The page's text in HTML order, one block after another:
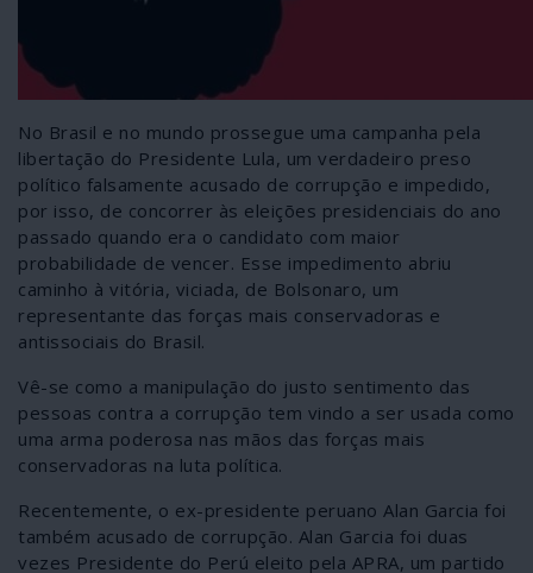
No Brasil e no mundo prossegue uma campanha pela
libertação do Presidente Lula, um verdadeiro preso
político falsamente acusado de corrupção e impedido,
por isso, de concorrer às eleições presidenciais do ano
passado quando era o candidato com maior
probabilidade de vencer. Esse impedimento abriu
caminho à vitória, viciada, de Bolsonaro, um
representante das forças mais conservadoras e
antissociais do Brasil.
Vê-se como a manipulação do justo sentimento das
pessoas contra a corrupção tem vindo a ser usada como
uma arma poderosa nas mãos das forças mais
conservadoras na luta política.
Recentemente, o ex-presidente peruano Alan Garcia foi
também acusado de corrupção. Alan Garcia foi duas
vezes Presidente do Perú eleito pela APRA, um partido